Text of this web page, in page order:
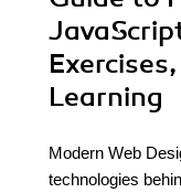
Learning
Modern Web
technologies